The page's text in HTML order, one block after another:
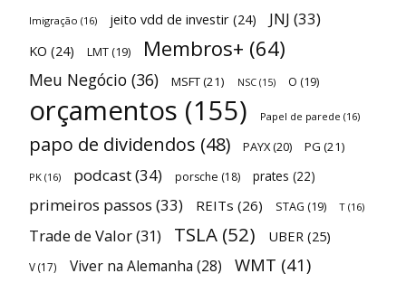
Imigração (16) jeito vdd de investir (24) JNJ (33)
KO (24) LMT (19) Membros+ (64)
Meu Negócio (36) MSFT(21) NSC (15) O (19)
orçamentos (155) Papel de parede (16)
papo de dividendos (48) PAYX(20) PG (21)
PK (16) podcast(34) porsche (18) prates (22)
primeiros passos (33) REITs (26) STAG (19) T (16)
Trade de Valor(31) TSLA (52) UBER (25)
V(17) Viver na Alemanha (28) WMT (41)